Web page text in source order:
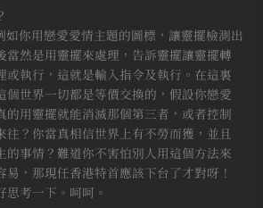
如你用戀愛愛情主題的圖標，讓靈擺檢測出
當然是用靈擺來處理，告訴靈擺讓靈擺轉
或執行，這就是輸入指令及執行。在這裏
個世界一切都是等價交換的，假設你戀愛
的用靈擺就能消滅那個第三者，或者控制
往？你當真相信世界上有不勞而獲，並且
的事情？難道你不害怕別人用這個方法來
，那現任香港特首應該下台了才對呀！
考一下。呵呵。